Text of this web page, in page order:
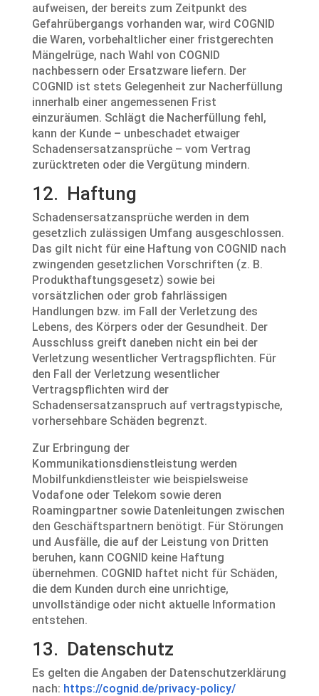
aufweisen, der bereits zum Zeitpunkt des
Gefahrübergangs vorhanden war, wird COGNID
die Waren, vorbehaltlicher einer fristgerechten
Mängelrüge, nach Wahl von COGNID
nachbessern oder Ersatzware liefern. Der
COGNID ist stets Gelegenheit zur Nacherfüllung
innerhalb einer angemessenen Frist
einzuräumen. Schlägt die Nacherfüllung fehl,
kann der Kunde – unbeschadet etwaiger
Schadensersatzansprüche – vom Vertrag
zurücktreten oder die Vergütung mindern.
12. Haftung
Schadensersatzansprüche werden in dem
gesetzlich zulässigen Umfang ausgeschlossen.
Das gilt nicht für eine Haftung von COGNID nach
zwingenden gesetzlichen Vorschriften (z. B.
Produkthaftungsgesetz) sowie bei
vorsätzlichen oder grob fahrlässigen
Handlungen bzw. im Fall der Verletzung des
Lebens, des Körpers oder der Gesundheit. Der
Ausschluss greift daneben nicht ein bei der
Verletzung wesentlicher Vertragspflichten. Für
den Fall der Verletzung wesentlicher
Vertragspflichten wird der
Schadensersatzanspruch auf vertragstypische,
vorhersehbare Schäden begrenzt.
Zur Erbringung der
Kommunikationsdienstleistung werden
Mobilfunkdienstleister wie beispielsweise
Vodafone oder Telekom sowie deren
Roamingpartner sowie Datenleitungen zwischen
den Geschäftspartnern benötigt. Für Störungen
und Ausfälle, die auf der Leistung von Dritten
beruhen, kann COGNID keine Haftung
übernehmen. COGNID haftet nicht für Schäden,
die dem Kunden durch eine unrichtige,
unvollständige oder nicht aktuelle Information
entstehen.
13. Datenschutz
Es gelten die Angaben der Datenschutzerklärung
nach: https://cognid.de/privacy-policy/